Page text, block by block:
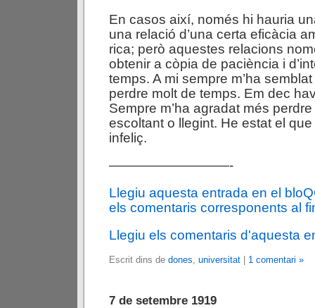
En casos així, només hi hauria
una relació d’una certa eficàcia
rica; però aquestes relacions
obtenir a còpia de paciència i
temps. A mi sempre m’ha
perdre molt de temps. Em dec
Sempre m’ha agradat més
escoltant o llegint. He estat el
infeliç.
—————————-
Llegiu aquesta entrada en el
els comentaris corresponents al
Llegiu els comentaris d'aquesta
Escrit dins de dones, universitat 1 comentari »
7 de setembre 1919